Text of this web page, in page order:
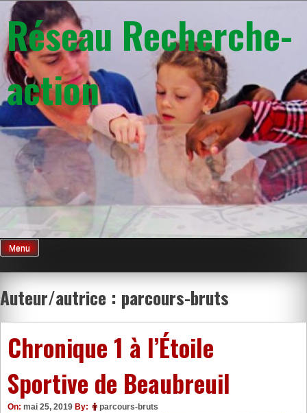
Skip
content
Réseau Recherche-
action
Menu
Auteur/autrice : parcours-bruts
Chronique 1 à l’Étoile
Sportive de Beaubreuil
On: mai 25, 2019 By: parcours-bruts